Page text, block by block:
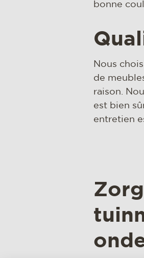
bonne
Nous
de
raison.
est bien
entretien